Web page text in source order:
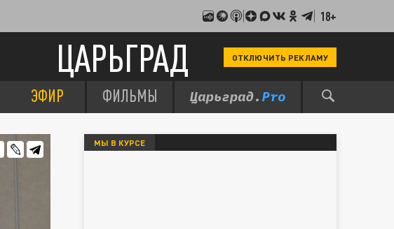
18+
ЦАРЬГРАД ОТКЛЮЧИТЬ РЕКЛАМУ
ЭФИР ФИЛЬМЫ
МЫ В КУРСЕ